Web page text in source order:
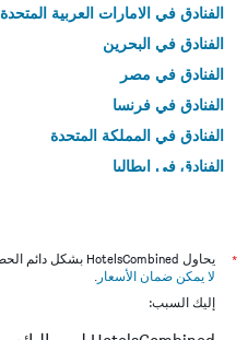
الفنادق في الامارات العربية المتحدة
الفنادق في البحرين
الفنادق في مصر
الفنادق في فرنسا
الفنادق في المملكة المتحدة
الفنادق في إيطاليا
*
يحاول HotelsCombined بشكل دائم الحصول على الأسعار الدقيقة، ولكن
لا يمكن ضمان الأسعار .
إليك السبب: